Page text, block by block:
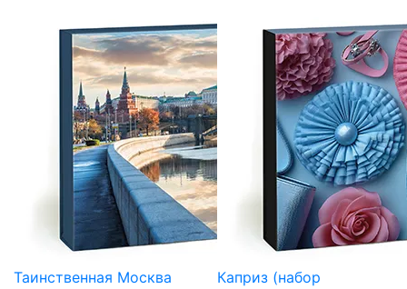
Таинственная Москва
Каприз (набор